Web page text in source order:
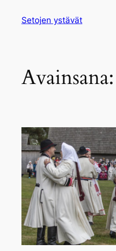
sisältöön
Setojen ystävät
Avainsana: